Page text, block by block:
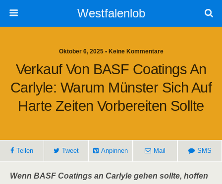
Westfalenlob
Oktober 6, 2025 • Keine Kommentare
Verkauf Von BASF Coatings An
Carlyle: Warum Münster Sich Auf
Harte Zeiten Vorbereiten Sollte
Teilen Tweet Anpinnen Mail SMS
Wenn BASF Coatings an Carlyle gehen sollte, hoffen